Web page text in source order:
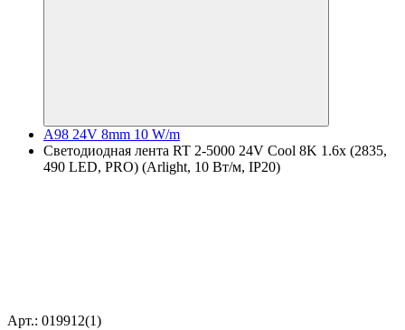
A98 24V 8mm 10 W/m
Светодиодная лента RT 2-5000 24V Cool 8K 1.6x (2835,
490 LED, PRO) (Arlight, 10 Вт/м, IP20)
Арт.: 019912(1)